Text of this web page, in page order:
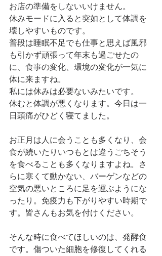
お店の準備をしないいけません。
休みモードに入ると突如として体調を
壊しやすいものです。
普段は睡眠不足でも仕事と思えば風邪
も引かず頑張って年末も過ごせたの
に、食事の変化、環境の変化が一気に
体に来ますね。
私には休みは必要ないみたいです。
休むと体調が悪くなります。今日は一
日頭痛がひどく寝てました。
お正月は人に会うことも多くなり、会
食が続いたりいつもとは違うごちそう
を食べることも多くなりますよね。さ
らに寒くて動かない、バーゲンなどの
空気の悪いところに足を運ぶようにな
ったり。免疫力も下がりやすい時期で
す。皆さんもお気を付けください。
そんな時に食べてほしいのは、発酵食
です。傷ついた細胞を修復してくれる